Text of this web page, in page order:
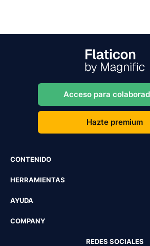
Acceso para
Hazte premium
CONTENIDO
HERRAMIENTAS
AYUDA
COMPANY
REDES SOCIALES